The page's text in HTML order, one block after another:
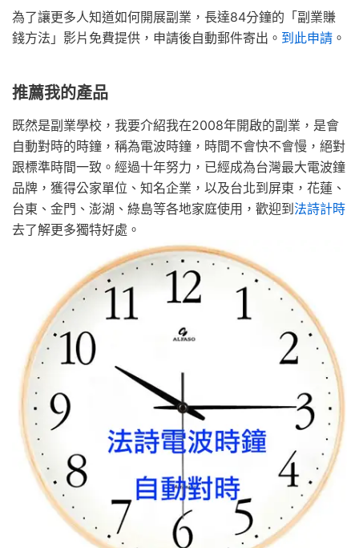
為了讓更多人知道如何開展副業，長達84分鐘的「副業賺
錢方法」影片免費提供，申請後自動郵件寄出。 到此申請 。
推薦我的產品
既然是副業學校，我要介紹我在2008年開啟的副業，是會
自動對時的時鐘，稱為電波時鐘，時間不會快不會慢，絕對
跟標準時間一致。經過十年努力，已經成為台灣最大電波鐘
品牌，獲得公家單位、知名企業，以及台北到屏東，花蓮、
台東、金門、澎湖、綠島等各地家庭使用，歡迎到 法詩計時
去了解更多獨特好處。